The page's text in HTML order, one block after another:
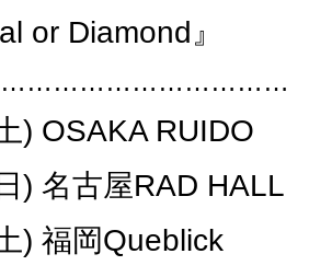
or Diamond』
) OSAKA RUIDO
日 ) 名古屋RAD HALL
) 福岡Queblick